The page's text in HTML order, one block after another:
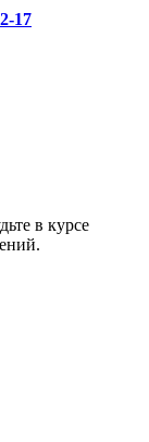
17
в курсе